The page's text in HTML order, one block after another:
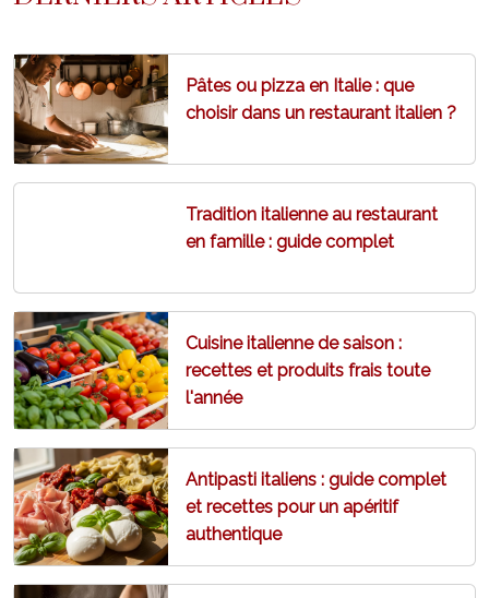
Pâtes ou pizza en Italie : que
choisir dans un restaurant italien ?
Tradition italienne au restaurant
en famille : guide complet
Cuisine italienne de saison :
recettes et produits frais toute
l'année
Antipasti italiens : guide complet
et recettes pour un apéritif
authentique